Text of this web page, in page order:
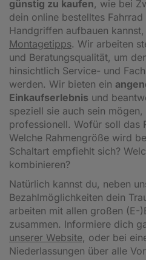
günstig zu kaufen, wie bei
dein online bestelltes
Handgriffen aufbauen
Montagetipps. Wir arbeiten
und Beratungsqualität, um
hinsichtlich Service- und
werden. Wir bieten ein
Einkaufserlebnis und
speziell sie auch sein
professionell. Wofür soll das
Welche Rahmengröße wird
Schaltart empfiehlt sich?
kombinieren?
Natürlich kannst du, neben
Bezahlmöglichkeiten dein
arbeiten mit allen großen (E-
zusammen. Informiere dich
unserer Website, oder bei
Niederlassungen über alle